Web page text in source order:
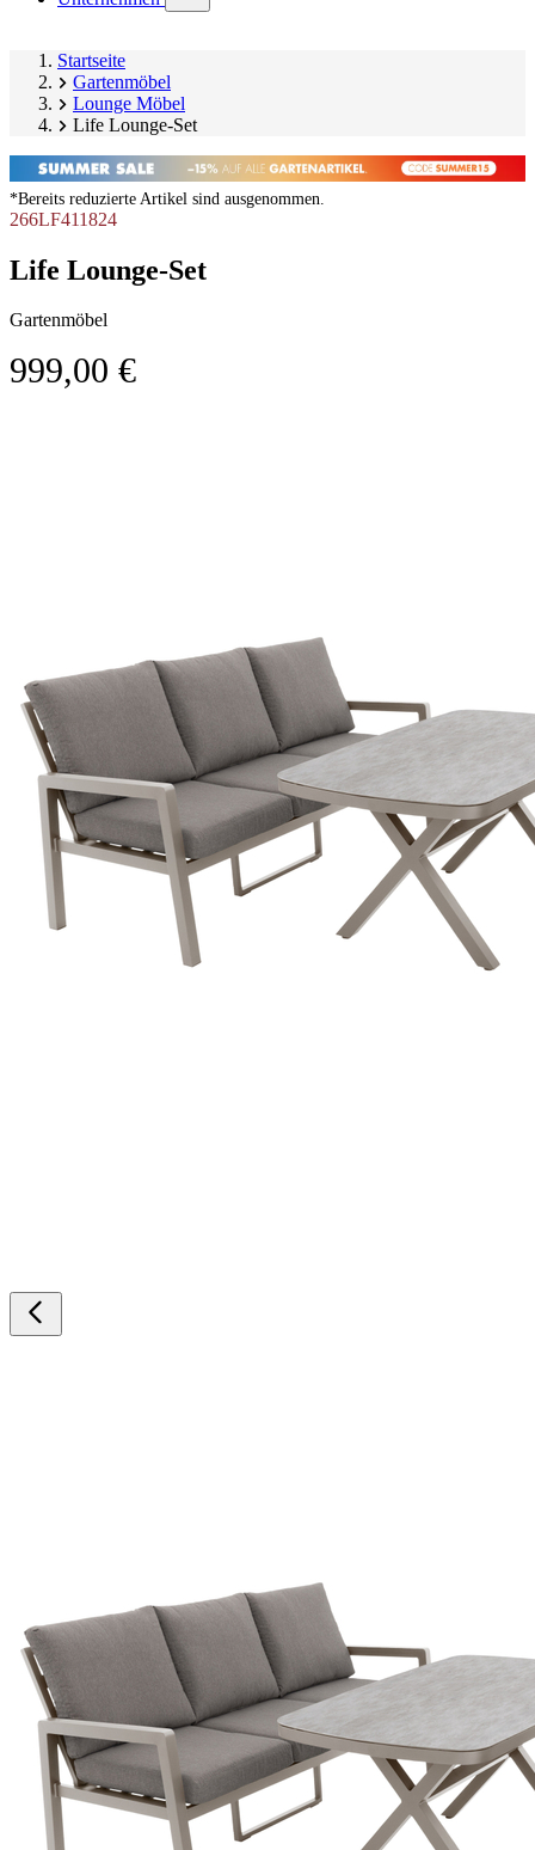
submenu)
Startseite
Gartenmöbel
Lounge Möbel
Life Lounge-Set
*Bereits reduzierte Artikel sind ausgenommen.
266LF411824
Life Lounge-Set
Gartenmöbel
999,00 €